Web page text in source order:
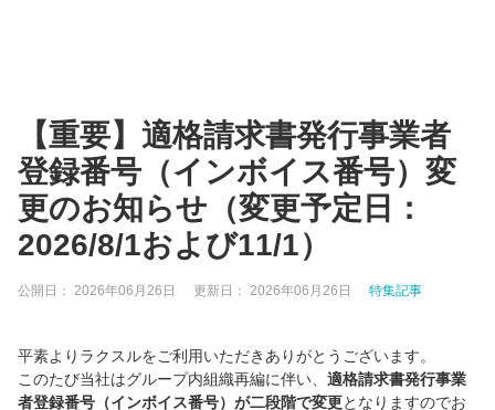
【重要】適格請求書発行事業者
登録番号（インボイス番号）変
更のお知らせ（変更予定日：
2026/8/1および11/1）
公開日： 2026年06月26日 更新日： 2026年06月26日 特集記事
平素よりラクスルをご利用いただきありがとうございます。
このたび当社はグループ内組織再編に伴い、 適格請求書発行事業
者登録番号（インボイス番号）が二段階で変更となりますのでお